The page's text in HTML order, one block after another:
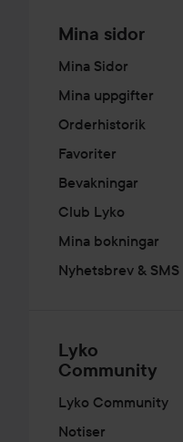
Mina sidor
Mina Sidor
Mina uppgifter
Orderhistorik
Favoriter
Bevakningar
Club Lyko
Mina bokningar
Nyhetsbrev & SMS
Lyko
Community
Lyko Community
Notiser